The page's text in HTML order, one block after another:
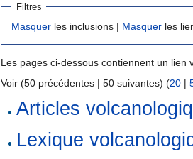
Filtres
Masquer les inclusions | Masquer les
Les pages ci-dessous contiennent un lien
Voir (50 précédentes | 50 suivantes) (20 |
Articles
Lexique